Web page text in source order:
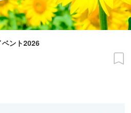
ント2026